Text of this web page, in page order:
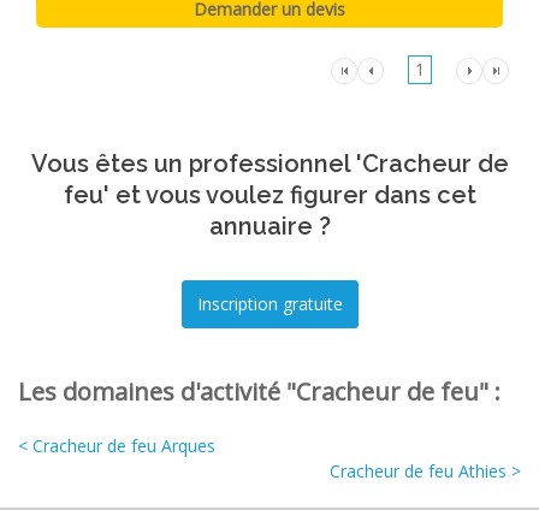
1
Vous êtes un professionnel 'Cracheur de
feu' et vous voulez figurer dans cet
annuaire ?
Les domaines d'activité "Cracheur de feu" :
< Cracheur de feu Arques
Cracheur de feu Athies >